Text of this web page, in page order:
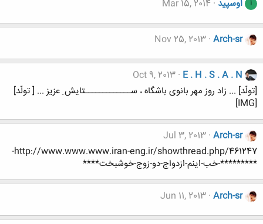
ا اوسپید Mar 15, 2014
Arch-sr
Nov 25, 2013
E . H . S . A . N
Oct 9, 2013
[تولّد] ... زاد روز مهر بانوی باشگاه ، ســـــــــــــتایش ِ عزیز ... [ تولّد]
[IMG]
Arch-sr
Jul 3, 2013
http://www.www.www.iran-eng.ir/showthread.php/461247-
*********-خب-اینم-ازدواج-دو-زوج-خوشبخت****
Arch-sr
Jun 11, 2013